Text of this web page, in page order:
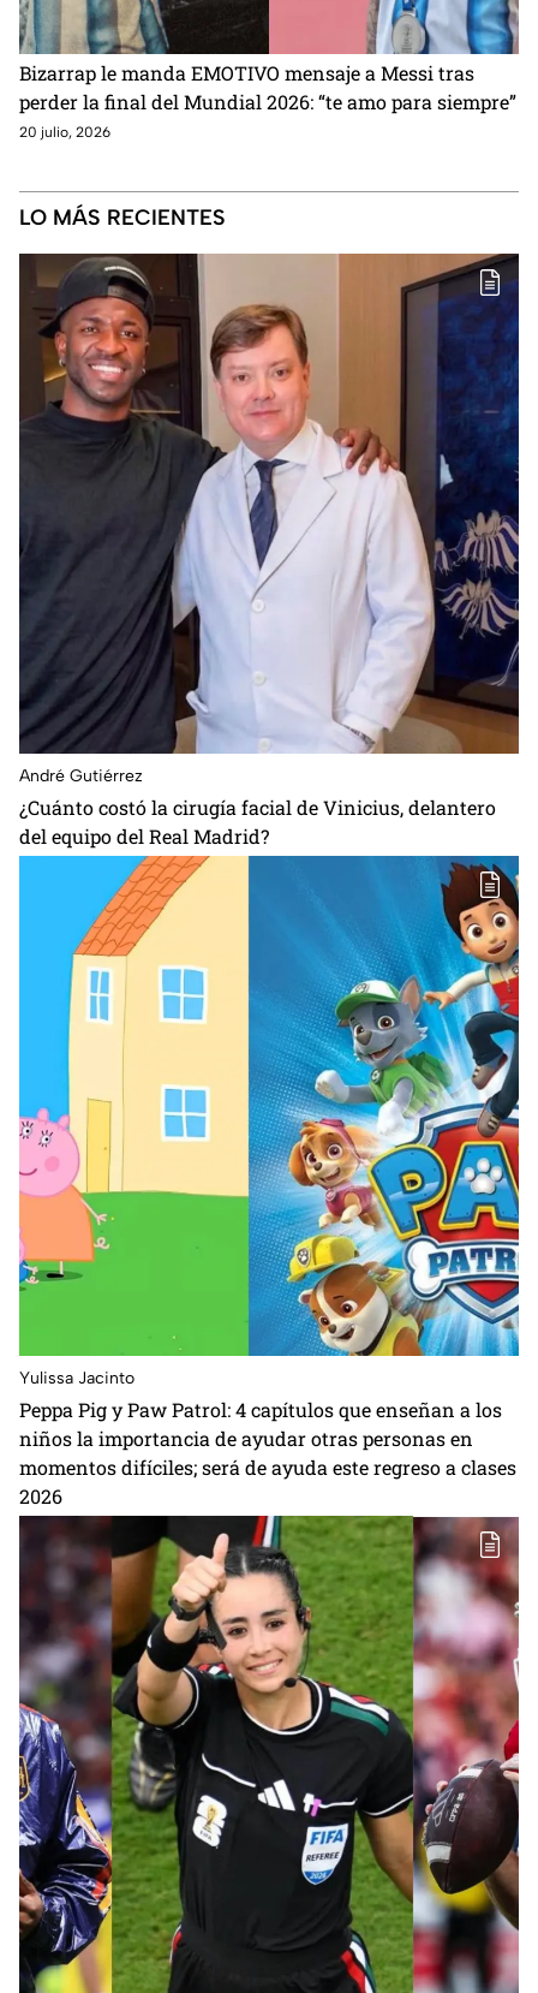
Bizarrap le manda EMOTIVO mensaje a Messi tras
perder la final del Mundial 2026: “te amo para siempre”
20 julio, 2026
LO MÁS RECIENTES
André Gutiérrez
¿Cuánto costó la cirugía facial de Vinicius, delantero
del equipo del Real Madrid?
Yulissa Jacinto
Peppa Pig y Paw Patrol: 4 capítulos que enseñan a los
niños la importancia de ayudar otras personas en
momentos difíciles; será de ayuda este regreso a clases
2026